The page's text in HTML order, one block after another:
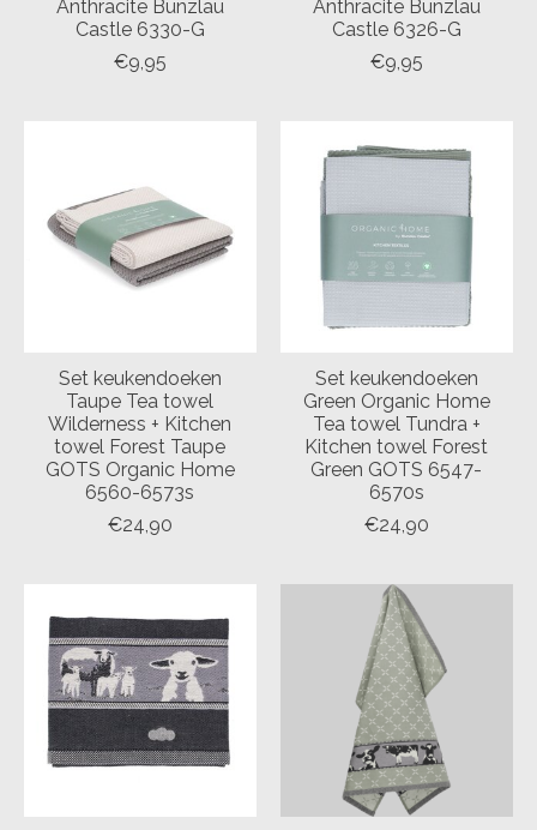
Anthracite Bunzlau
Castle 6330-G
€9,95
Anthracite Bunzlau
Castle 6326-G
€9,95
Set keukendoeken
Taupe Tea towel
Wilderness + Kitchen
towel Forest Taupe
GOTS Organic Home
6560-6573s
€24,90
Set keukendoeken
Green Organic Home
Tea towel Tundra +
Kitchen towel Forest
Green GOTS 6547-
6570s
€24,90